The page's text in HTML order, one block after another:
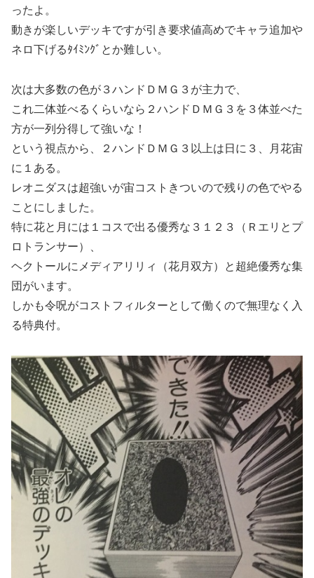
ったよ。
動きが楽しいデッキですが引き要求値高めでキャラ追加や
ネロ下げるﾀｲﾐﾝｸﾞとか難しい。
次は大多数の色が３ハンドＤＭＧ３が主力で、
これ二体並べるくらいなら２ハンドＤＭＧ３を３体並べた
方が一列分得して強いな！
という視点から、２ハンドＤＭＧ３以上は日に３、月花宙
に１ある。
レオニダスは超強いが宙コストきついので残りの色でやる
ことにしました。
特に花と月には１コスで出る優秀な３１２３（Ｒエリとプ
ロトランサー）、
ヘクトールにメディアリリィ（花月双方）と超絶優秀な集
団がいます。
しかも令呪がコストフィルターとして働くので無理なく入
る特典付。